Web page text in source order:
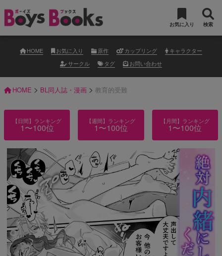
お気に入り 検索
HOME お気に入り 原作 カップリング
キャラクター
サークル
タグ お問い合わせ
HOME > BL同人誌・漫画 > 教育的受難
【日間】ランキング
1〜100位
【週間】ランキング
1〜100位
【月間】ランキング
1〜100位